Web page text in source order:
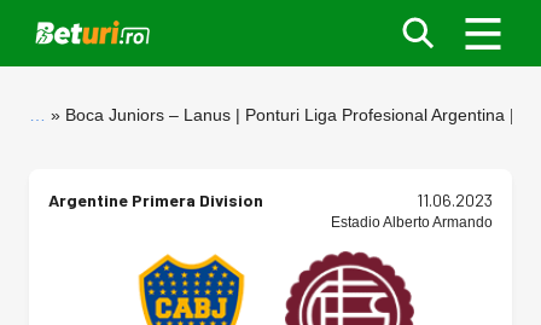
Boca Juniors – Lanus | Ponturi Liga Profesional Argentina |
Argentine Primera Division 11.06.2023
Estadio Alberto Armando